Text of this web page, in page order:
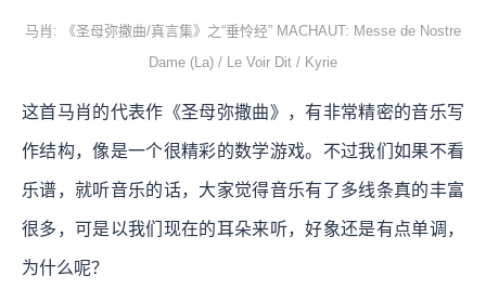
马肖: 《圣母弥撒曲/真言集》之“垂怜经” MACHAUT: Messe de Nostre
Dame (La) / Le Voir Dit / Kyrie
这首马肖的代表作《圣母弥撒曲》，有非常精密的音乐写
作结构，像是一个很精彩的数学游戏。不过我们如果不看
乐谱，就听音乐的话，大家觉得音乐有了多线条真的丰富
很多，可是以我们现在的耳朵来听，好象还是有点单调，
为什么呢？